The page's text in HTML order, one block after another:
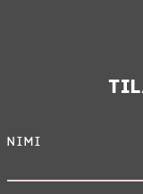
Nimi